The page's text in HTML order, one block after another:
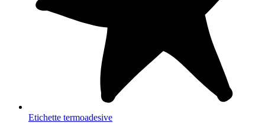
Etichette termoadesive